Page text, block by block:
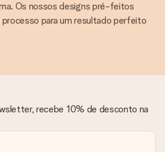
Os nossos designs pré-feitos
para um resultado perfeito
recebe 10% de desconto na